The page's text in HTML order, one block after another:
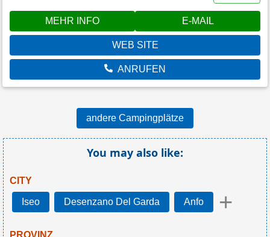
MEHR INFO E-MAIL
WEB SITE
ANRUFEN
andere Campingplätze
You may also like:
CITY
Iseo Desenzano Del Garda Anfo +
PROVINZ